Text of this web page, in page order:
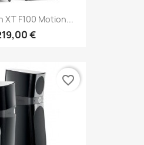
XT F100 Motion...
€
favorite_border